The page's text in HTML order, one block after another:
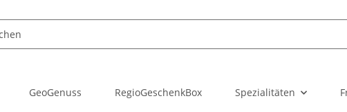
GeoGenuss RegioGeschenkBox Spezialitäten